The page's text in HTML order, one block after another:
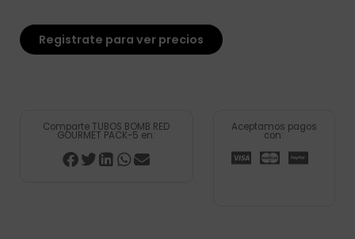
Registrate para ver precios
Comparte TUBOS BOMB RED
GOURMET PACK-5 en:
Aceptamos pagos
con: